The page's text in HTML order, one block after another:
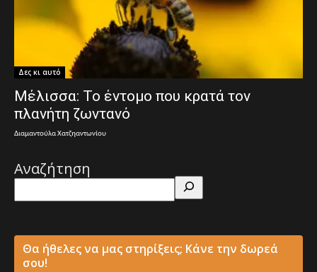
Δες κι αυτό
Μέλισσα: Το έντομο που κρατά τον
πλανήτη ζωντανό
Διαμαντούλα Χατζηαντωνίου
Αναζήτηση
Θα ήθελες να μας στηρίξεις; Κάνε την δωρεά
σου!